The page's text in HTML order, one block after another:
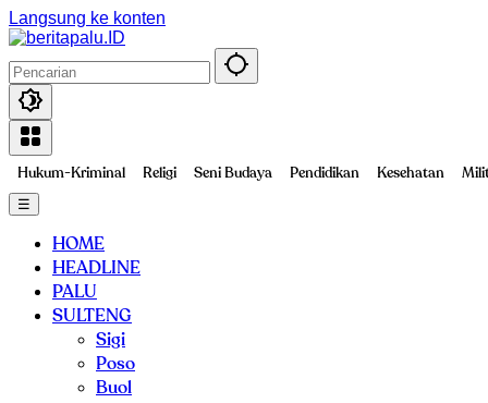
Langsung ke konten
Hukum-Kriminal Religi Seni Budaya Pendidikan Kesehatan
☰
HOME
HEADLINE
PALU
SULTENG
Sigi
Poso
Buol